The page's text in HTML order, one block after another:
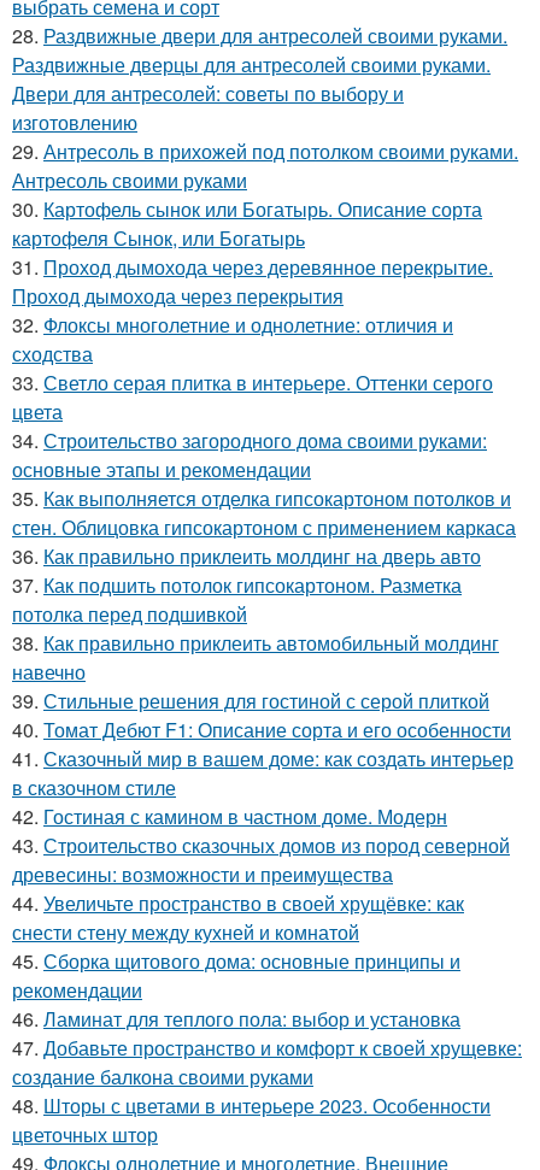
выбрать семена и сорт
28. Раздвижные двери для антресолей своими руками.
Раздвижные дверцы для антресолей своими руками.
Двери для антресолей: советы по выбору и
изготовлению
29. Антресоль в прихожей под потолком своими руками.
Антресоль своими руками
30. Картофель сынок или Богатырь. Описание сорта
картофеля Сынок, или Богатырь
31. Проход дымохода через деревянное перекрытие.
Проход дымохода через перекрытия
32. Флоксы многолетние и однолетние: отличия и
сходства
33. Светло серая плитка в интерьере. Оттенки серого
цвета
34. Строительство загородного дома своими руками:
основные этапы и рекомендации
35. Как выполняется отделка гипсокартоном потолков и
стен. Облицовка гипсокартоном с применением каркаса
36. Как правильно приклеить молдинг на дверь авто
37. Как подшить потолок гипсокартоном. Разметка
потолка перед подшивкой
38. Как правильно приклеить автомобильный молдинг
навечно
39. Стильные решения для гостиной с серой плиткой
40. Томат Дебют F1: Описание сорта и его особенности
41. Сказочный мир в вашем доме: как создать интерьер
в сказочном стиле
42. Гостиная с камином в частном доме. Модерн
43. Строительство сказочных домов из пород северной
древесины: возможности и преимущества
44. Увеличьте пространство в своей хрущёвке: как
снести стену между кухней и комнатой
45. Сборка щитового дома: основные принципы и
рекомендации
46. Ламинат для теплого пола: выбор и установка
47. Добавьте пространство и комфорт к своей хрущевке:
создание балкона своими руками
48. Шторы с цветами в интерьере 2023. Особенности
цветочных штор
49. Флоксы однолетние и многолетние. Внешние